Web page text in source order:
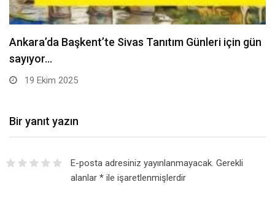
CHP Kocaeli Kongresi’nde basına saldırı gerginliği –
Birlik…
19 Ekim 2025
Bir yanıt yazın
E-posta adresiniz yayınlanmayacak. Gerekli
alanlar *ile işaretlenmişlerdir